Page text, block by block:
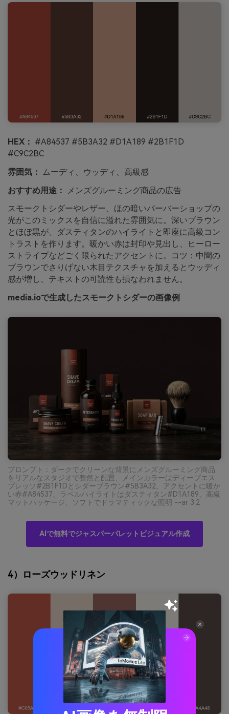
HEX： #A84537 #5B3A32 #D1A189 #2B1F1D
#C9C2BC
雰囲気：
ムーディ、ウッディ、高級感
おすすめ用途：
メンズグルーミング商品の広告
スモークトシダーやレザー、ほの暗いバーバーショップの
光がこのミックスを自信に溢れた雰囲気に。深いブラウン
とほぼ黒が、ダスティタンのハイライトと即座に高級コン
トラストを作ります。暖かい赤は封印や見出し、ヒーロー
ストライプなどごく限られたアクセントに。コツ：中間の
ブラウンでさりげない木目テクスチャを加えるとウッディ
感が増し、テキストの可読性も損なわれません。
media.ioで生成したスモークトシダーの画像例
プロンプト：ダークでクリーンな背景にメンズグルーミング商品
をリアルなスタジオで整然と配置、メインカラーはディープエス
プレッソ#2B1F1Dとシダーブラウン#5B3A32、アクセントに暖か
い赤#A84537、ラベルハイライトはダスティタン#D1A189、高級
マットパッケージ、ソフトでドラマティックな照明 --ar 3:2
AIで無料でジャスパーパレットビジュアル作成
4）ローズウッドリネン